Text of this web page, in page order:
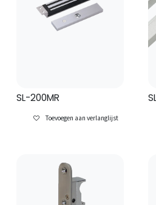
SL-200MR
Toevoegen aan verlanglijst